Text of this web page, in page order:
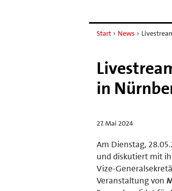
Start › News ›
in
27. Mai 2024
Am Dienstag,
und diskutiert mit
Vize-
Veranstaltung von